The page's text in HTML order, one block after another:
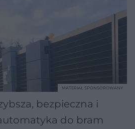
bezpieczna i
do bram
MATERIAŁ SPONSOROWANY